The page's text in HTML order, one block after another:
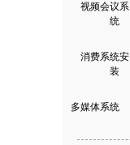
视频会议系
统
消费系统安
装
多媒体系统